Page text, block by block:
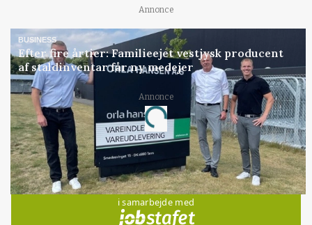
Annonce
BUSINESS
Efter fire årtier: Familieejet vestjysk producent
af staldinventar får ny medejer
Annonce
Loading...
Jobs
i samarbejde med